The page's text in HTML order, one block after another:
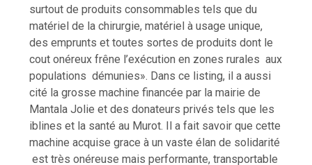
surtout de produits consommables tels que du
matériel de la chirurgie, matériel à usage unique,
des emprunts et toutes sortes de produits dont le
cout onéreux frêne l’exécution en zones rurales aux
populations démunies». Dans ce listing, il a aussi
cité la grosse machine financée par la mairie de
Mantala Jolie et des donateurs privés tels que les
iblines et la santé au Murot. Il a fait savoir que cette
machine acquise grace à un vaste élan de solidarité
est très onéreuse mais performante, transportable